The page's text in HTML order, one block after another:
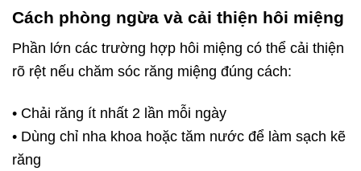
Cách phòng ngừa và cải thiện hôi miệng
Phần lớn các trường hợp hôi miệng có thể cải thiện
rõ rệt nếu chăm sóc răng miệng đúng cách:
• Chải răng ít nhất 2 lần mỗi ngày
• Dùng chỉ nha khoa hoặc tăm nước để làm sạch kẽ
răng